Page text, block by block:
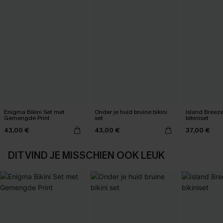
Enigma Bikini Set met
Gemengde Print
43,00 €
Onder je huid bruine bikini
set
43,00 €
Island
bikiniset
37,00 €
DIT VIND JE MISSCHIEN OOK LEUK